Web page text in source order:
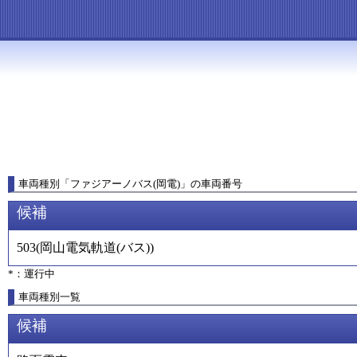
車両種別 「 ファジアーノバス(岡電) 」 の車両番号
候補
503(岡山電気軌道(バス))
*：運行中
車両種別一覧
候補